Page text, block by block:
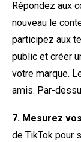
Répondez aux
nouveau le
participez aux
public et créer
votre marque.
amis. Par-
7. Mesurez
de TikTok pour